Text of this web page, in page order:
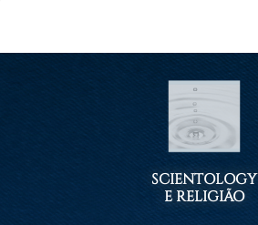
SCIENTOLOGY
E RELIGIÃO